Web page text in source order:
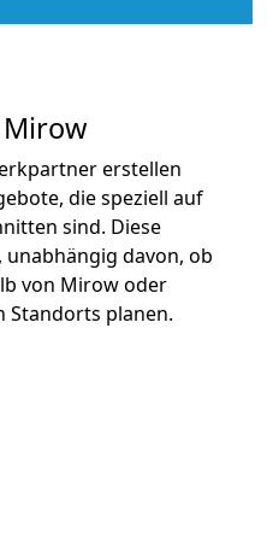
erstellen
die speziell auf
sind. Diese
davon, ob
von Mirow oder
Standorts planen.